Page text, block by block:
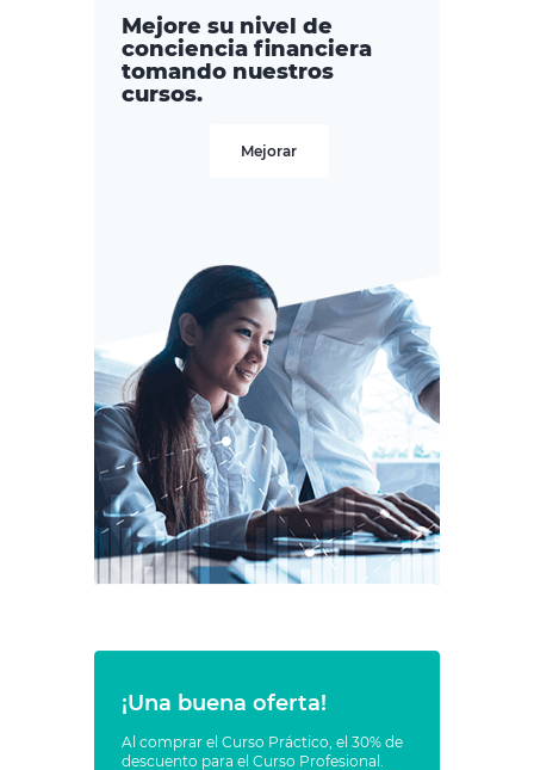
Mejore su nivel de
conciencia financiera
tomando nuestros
cursos.
Mejorar
¡Una buena oferta!
Al comprar el Curso Práctico, el 30% de
descuento para el Curso Profesional.